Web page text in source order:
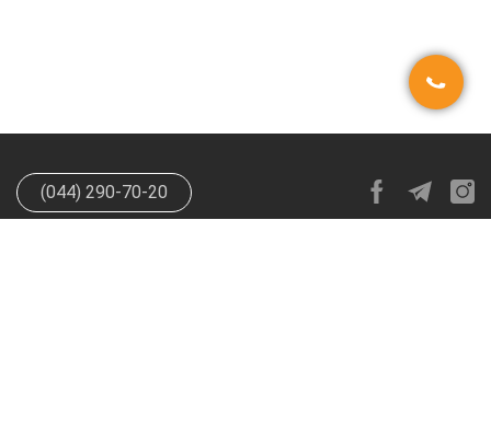
(044) 290-70-20